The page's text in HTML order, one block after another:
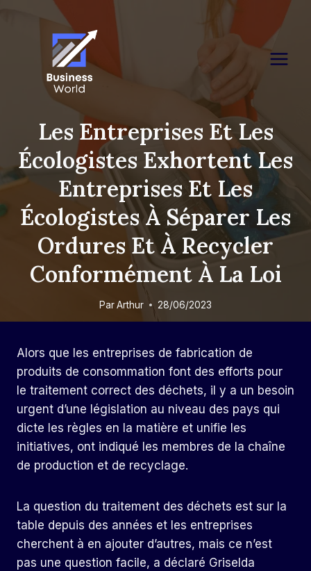
Les Entreprises Et Les
Écologistes Exhortent Les
Entreprises Et Les
Écologistes À Séparer Les
Ordures Et À Recycler
Conformément À La Loi
ParArthur 28/06/2023
Alors que les entreprises de fabrication de
produits de consommation font des efforts pour
le traitement correct des déchets, il y a un besoin
urgent d’une législation au niveau des pays qui
dicte les règles en la matière et unifie les
initiatives, ont indiqué les membres de la chaîne
de production et de recyclage.
La question du traitement des déchets est sur la
table depuis des années et les entreprises
cherchent à en ajouter d’autres, mais ce n’est
pas une question facile, a déclaré Griselda